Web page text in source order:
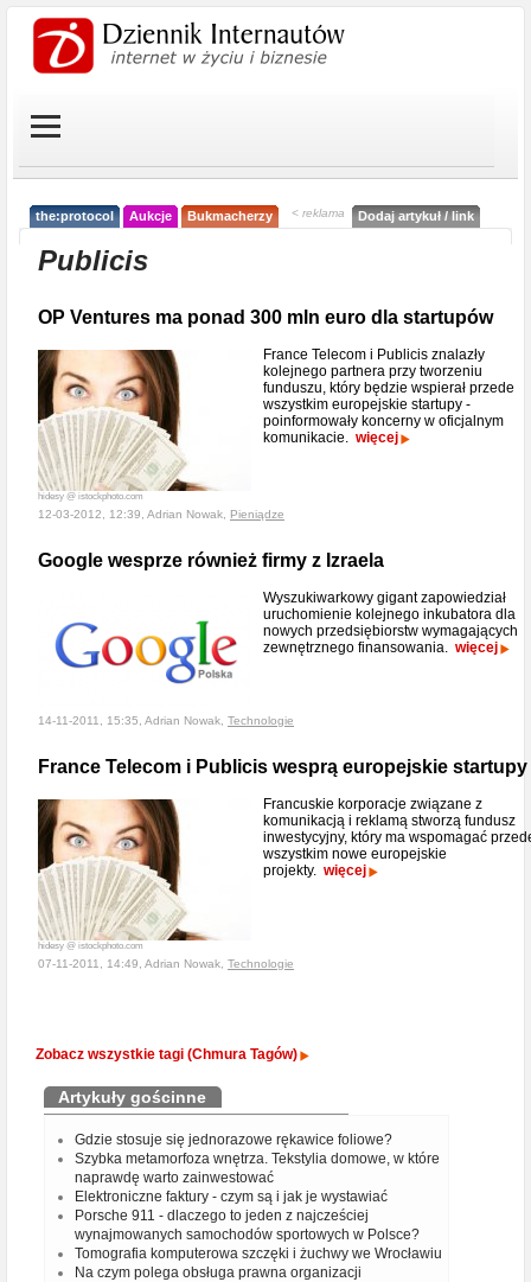
the:protocol Aukcje Bukmacherzy < reklama Dodaj artykuł / link
Publicis
OP Ventures ma ponad 300 mln euro dla startupów
hidesy @ istockphoto.com
France Telecom i Publicis znalazły
kolejnego partnera przy tworzeniu
funduszu, który będzie wspierał przede
wszystkim europejskie startupy -
poinformowały koncerny w oficjalnym
komunikacie. więcej
12-03-2012, 12:39, Adrian Nowak, Pieniądze
Google wesprze również firmy z Izraela
Wyszukiwarkowy gigant zapowiedział
uruchomienie kolejnego inkubatora dla
nowych przedsiębiorstw wymagających
zewnętrznego finansowania. więcej
14-11-2011, 15:35, Adrian Nowak, Technologie
France Telecom i Publicis wesprą europejskie startupy
hidesy @ istockphoto.com
Francuskie korporacje związane z
komunikacją i reklamą stworzą fundusz
inwestycyjny, który ma wspomagać
wszystkim nowe europejskie
projekty. więcej
07-11-2011, 14:49, Adrian Nowak, Technologie
Zobacz wszystkie tagi (Chmura Tagów)
Artykuły gościnne
Gdzie stosuje się jednorazowe rękawice foliowe?
Szybka metamorfoza wnętrza. Tekstylia domowe, w które
naprawdę warto zainwestować
Elektroniczne faktury - czym są i jak je wystawiać
Porsche 911 - dlaczego to jeden z najcześciej
wynajmowanych samochodów sportowych w Polsce?
Tomografia komputerowa szczęki i żuchwy we Wrocławiu
Na czym polega obsługa prawna organizacji